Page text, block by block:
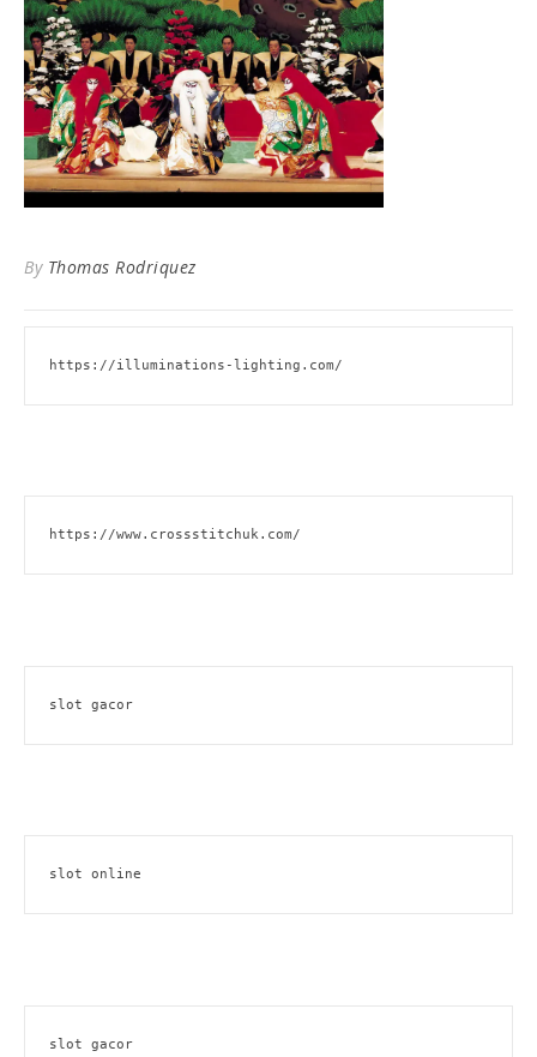
By Thomas Rodriquez
https://illuminations-lighting.com/
https://www.crossstitchuk.com/
slot gacor
slot online
slot gacor